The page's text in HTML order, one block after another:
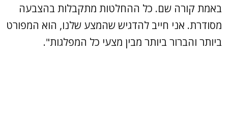
באמת קורה שם. כל ההחלטות מתקבלות בהצבעה
מסודרת. אני חייב להדגיש שהמצע שלנו, הוא המפורט
ביותר והברור ביותר מבין מצעי כל המפלגות".